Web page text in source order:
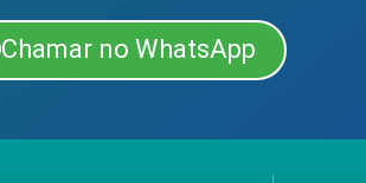
Chamar no WhatsApp